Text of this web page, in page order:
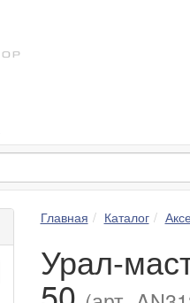
Главная Каталог
Урал-